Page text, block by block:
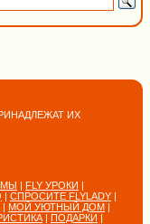
ИХ
| FLY УРОКИ |
| СПРОСИТЕ FLYLADY |
| МОЙ УЮТНЫЙ ДОМ |
| ПОДАРКИ |